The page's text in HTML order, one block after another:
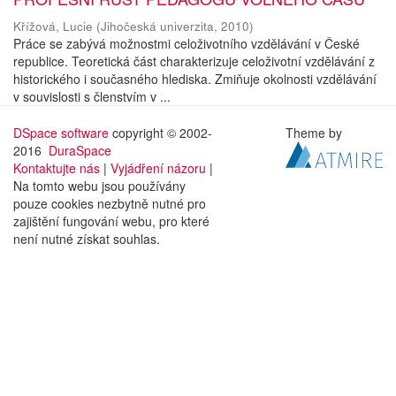
Křížová, Lucie (Jihočeská univerzita, 2010)
Práce se zabývá možnostmi celoživotního vzdělávání v České
republice. Teoretická část charakterizuje celoživotní vzdělávání z
historického i současného hlediska. Zmiňuje okolnosti vzdělávání
v souvislosti s členstvím v ...
DSpace software copyright © 2002-
2016 DuraSpace
Kontaktujte nás | Vyjádření názoru |
Na tomto webu jsou používány
pouze cookies nezbytně nutné pro
zajištění fungování webu, pro které
není nutné získat souhlas.
Theme by